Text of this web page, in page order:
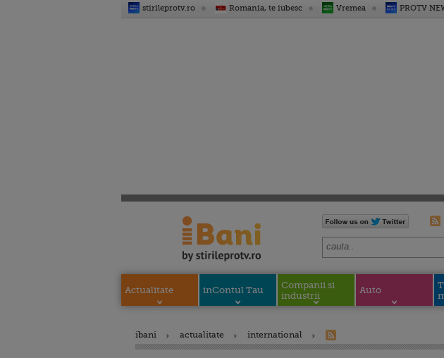
stirileprotv.ro Romania, te iubesc Vremea PROTV
Actualitate inContul Tau
Companii si
industrii
Auto
ibani actualitate international